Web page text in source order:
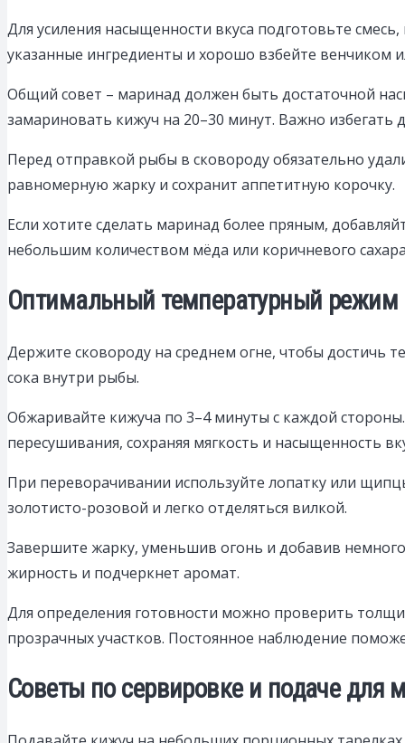
Для усиления насыщенности вкуса подготовьте
указанные ингредиенты и хорошо взбейте венчиком
Общий совет – маринад должен быть достаточной
замариновать кижуч на 20–30 минут. Важно
Перед отправкой рыбы в сковороду обязательно
равномерную жарку и сохранит аппетитную корочку.
Если хотите сделать маринад более пряным,
небольшим количеством мёда или коричневого
Оптимальный температурный
Держите сковороду на среднем огне, чтобы достичь
сока внутри рыбы.
Обжаривайте кижуча по 3–4 минуты с каждой
пересушивания, сохраняя мягкость и насыщенность
При переворачивании используйте лопатку или
золотисто-розовой и легко отделяться вилкой.
Завершите жарку, уменьшив огонь и добавив
жирность и подчеркнет аромат.
Для определения готовности можно проверить
прозрачных участков. Постоянное наблюдение
Советы по сервировке и подаче для